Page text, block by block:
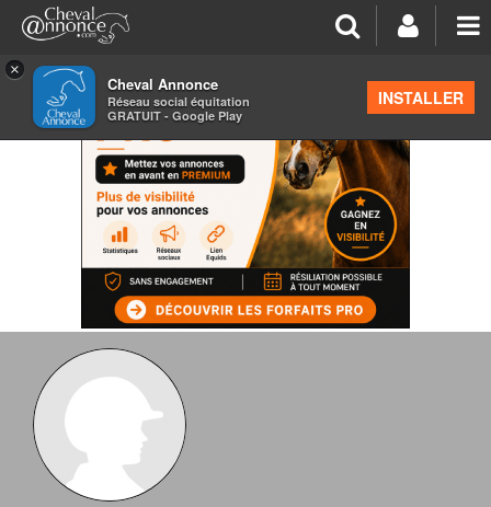
×
Cheval Annonce
Réseau social équitation
GRATUIT - Google Play
INSTALLER